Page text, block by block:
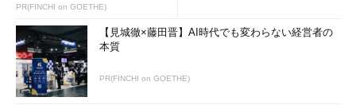
PR(FINCHI on GOETHE)
【見城徹×藤田晋】AI時代でも変わらない経営者の
本質
PR(FINCHI on GOETHE)